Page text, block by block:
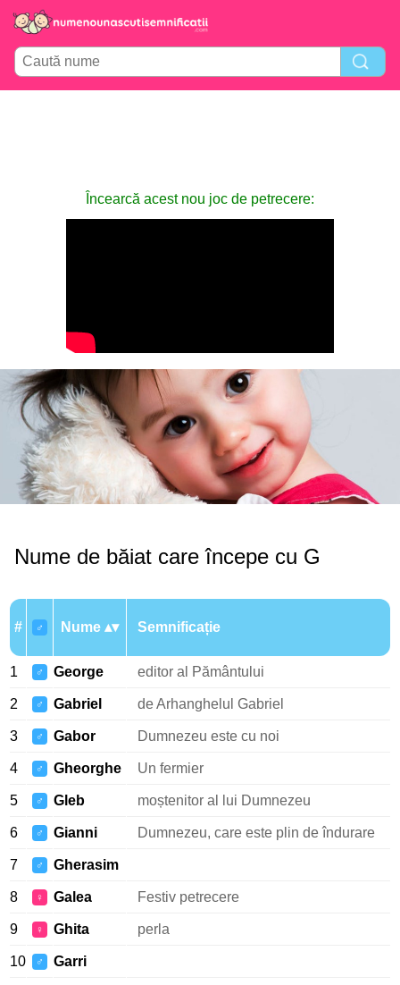
Încearcă acest nou joc de petrecere:
Nume de băiat care începe cu G
# ♂ Nume Semnificație
1 ♂ George editor al Pământului
2 ♂ Gabriel de Arhanghelul Gabriel
3 ♂ Gabor Dumnezeu este cu noi
4 ♂ Gheorghe Un fermier
5 ♂ Gleb moștenitor al lui Dumnezeu
6 ♂ Gianni Dumnezeu, care este plin de îndurare
7 ♂ Gherasim
8 ♀ Galea Festiv petrecere
9 ♀ Ghita perla
10 ♂ Garri